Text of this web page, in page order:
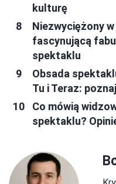
kulturę
Niezwyciężony
fascynującą
spektaklu
Obsada
Tu i Teraz:
Co mówią
spektaklu?